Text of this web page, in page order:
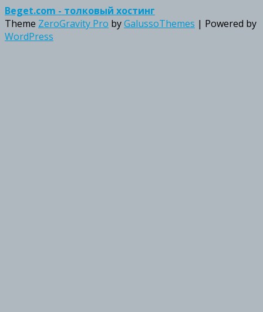
Beget.com - толковый хостинг
Theme ZeroGravity Pro byGalussoThemes | Powered by
WordPress